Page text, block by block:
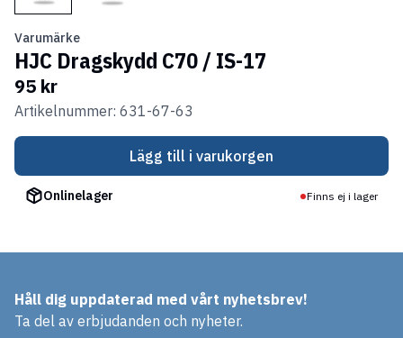
Varumärke
HJC Dragskydd C70 / IS-17
95 kr
Artikelnummer: 631-67-63
Lägg till i varukorgen
Onlinelager Finns ej i lager
Håll dig uppdaterad med vårt nyhetsbrev!
Ta del av erbjudanden och nyheter.